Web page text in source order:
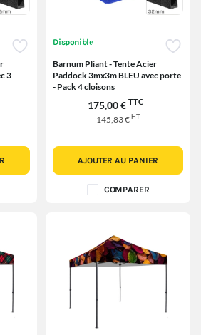
3
Disponible
Barnum Pliant - Tente Acier
Paddock 3mx3m BLEU avec porte
- Pack 4 cloisons
175,00 € TTC
145,83 €HT
AJOUTER AU PANIER
COMPARER